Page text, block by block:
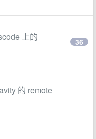
上的
36
的 remote